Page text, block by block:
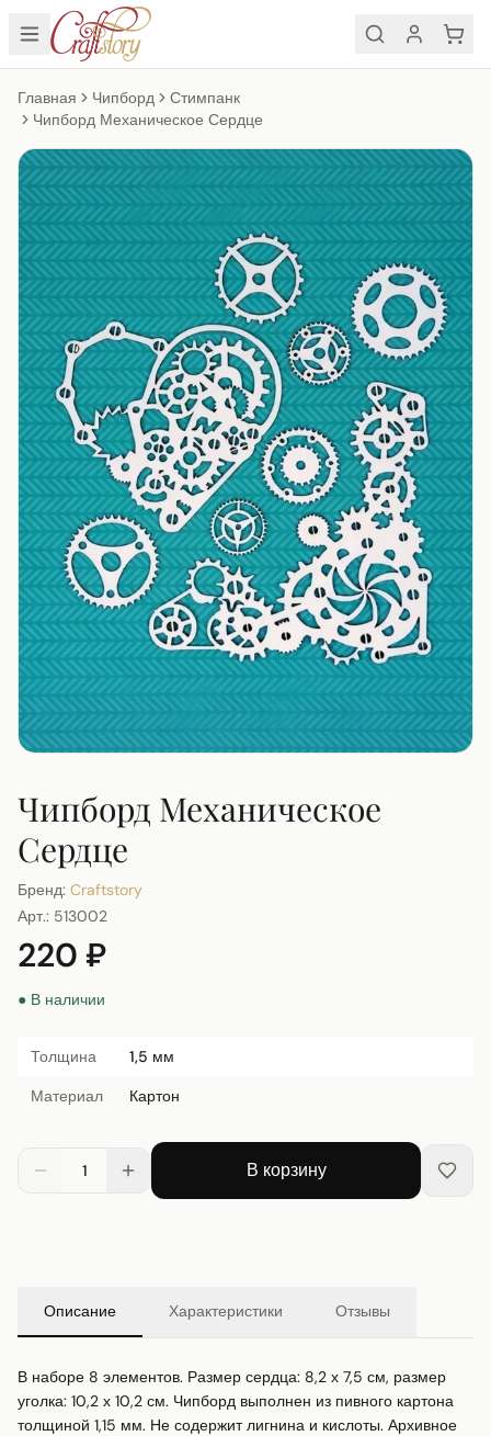
Главная Чипборд
Стимпанк
Чипборд Механическое Сердце
Чипборд Механическое
Сердце
Бренд: Craftstory
Арт.: 513002
220 ₽
● В наличии
Толщина
1,5 мм
Материал
Картон
1 В корзину
Описание Характеристики Отзывы
В наборе 8 элементов. Размер сердца: 8,2 х 7,5 см, размер
уголка: 10,2 х 10,2 см. Чипборд выполнен из пивного картона
толщиной 1,15 мм. Не содержит лигнина и кислоты. Архивное